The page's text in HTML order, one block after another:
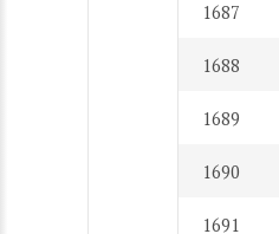
1687
1688
1689
1690
1691